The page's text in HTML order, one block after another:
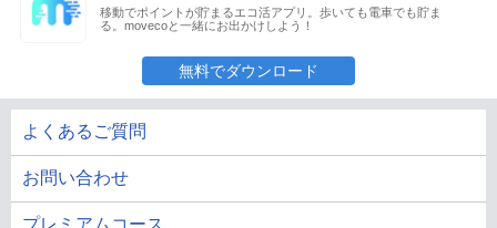
移動でポイントが貯まるエコ活アプリ。歩いても電車でも貯ま
る。movecoと一緒にお出かけしよう！
無料でダウンロード
よくあるご質問
お問い合わせ